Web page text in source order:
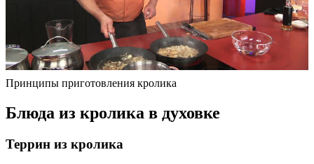
Принципы приготовления кролика
Блюда из кролика в духовке
Террин из кролика